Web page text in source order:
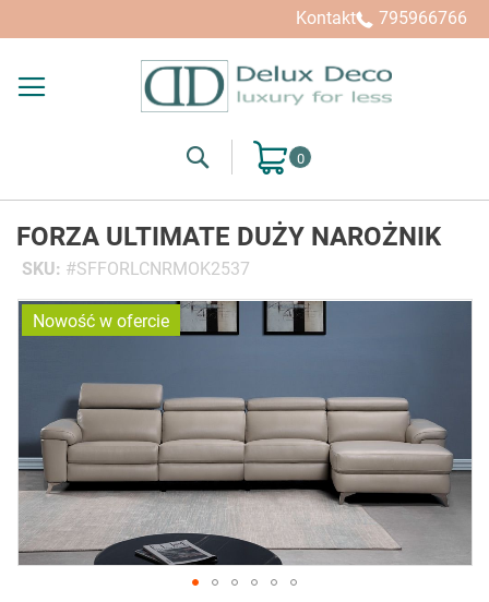
Kontakt 795966766
SearchMój koszyk
FORZA ULTIMATE DUŻY NAROŻNIK
SKU
SFFORLCNRMOK2537
Przejdź
na
Nowość w ofercie